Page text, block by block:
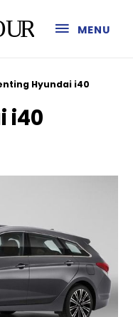
MENU
Hyundai i40
i40